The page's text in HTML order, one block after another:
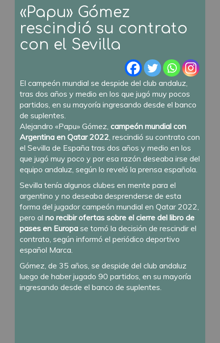
«Papu» Gómez
rescindió su contrato
con el Sevilla
El campeón mundial se despide del club andaluz,
tras dos años y medio en los que jugó muy pocos
partidos, en su mayoría ingresando desde el banco
de suplentes.
Alejandro «Papu» Gómez, campeón mundial con
Argentina en Qatar 2022, rescindió su contrato con
el Sevilla de España tras dos años y medio en los
que jugó muy poco y por esa razón deseaba irse del
equipo andaluz, según lo reveló la prensa española.
Sevilla tenía algunos clubes en mente para el
argentino y no deseaba desprenderse de esta
forma del jugador campeón mundial en Qatar 2022,
pero al no recibir ofertas sobre el cierre del libro de
pases en Europa se tomó la decisión de rescindir el
contrato, según informó el periódico deportivo
español Marca.
Gómez, de 35 años, se despide del club andaluz
luego de haber jugado 90 partidos, en su mayoría
ingresando desde el banco de suplentes.